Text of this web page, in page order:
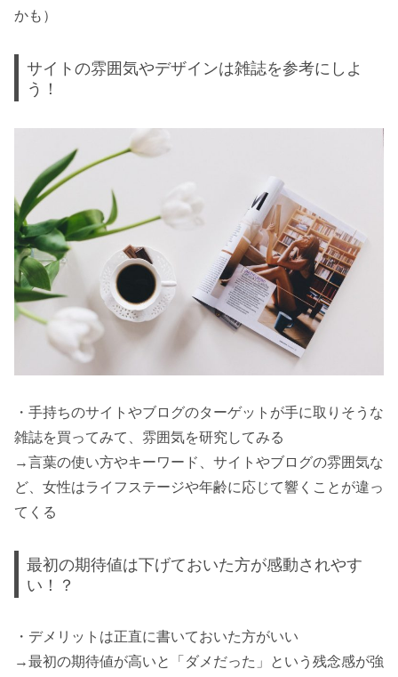
かも）
サイトの雰囲気やデザインは雑誌を参考にしよ
う！
・手持ちのサイトやブログのターゲットが手に取りそうな
雑誌を買ってみて、雰囲気を研究してみる
→言葉の使い方やキーワード、サイトやブログの雰囲気な
ど、女性はライフステージや年齢に応じて響くことが違っ
てくる
最初の期待値は下げておいた方が感動されやす
い！？
・デメリットは正直に書いておいた方がいい
→最初の期待値が高いと「ダメだった」という残念感が強